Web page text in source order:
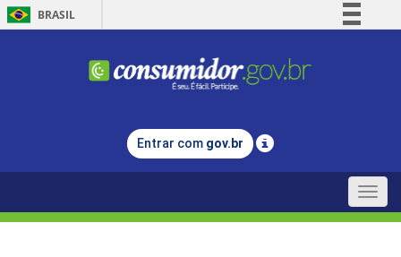
BRASIL
Comunica BR
Legislação
Entrar com gov.br
Toggle